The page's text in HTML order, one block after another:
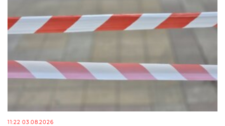
11:22 03.08.2026